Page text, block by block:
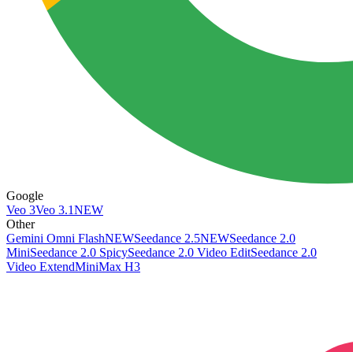
Google
Veo 3Veo 3.1NEW
Other
Gemini Omni FlashNEWSeedance 2.5NEWSeedance 2.0
MiniSeedance 2.0 SpicySeedance 2.0 Video EditSeedance 2.0
Video ExtendMiniMax H3